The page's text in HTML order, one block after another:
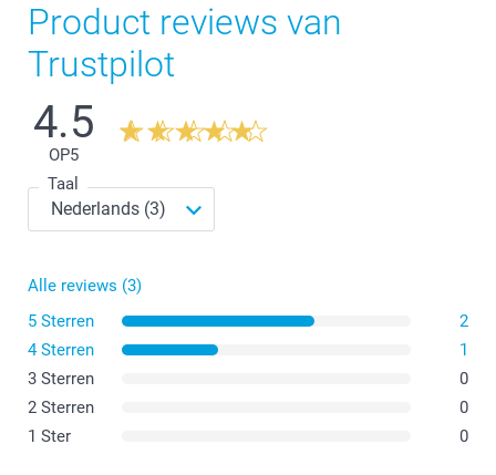
Product reviews van
Trustpilot
4.5
OP5
Taal
Alle reviews (3)
5 Sterren
2
4 Sterren
1
3 Sterren
0
2 Sterren
0
1 Ster
0